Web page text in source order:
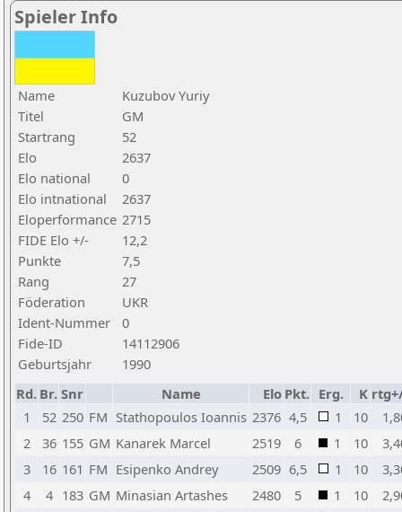
Spieler Info
Name
Kuzubov Yuriy
Titel
GM
Startrang
52
Elo
2637
Elo national
0
Elo intnational
2637
Eloperformance 2715
FIDE Elo +/-
12,2
Punkte
7,5
Rang
27
Föderation
UKR
Ident-Nummer
0
Fide-ID
14112906
Geburtsjahr
1990
Rd. Br. Snr Name Elo Pkt. Erg. K
1
52 250 FM Stathopoulos Ioannis 2376 4,5 1 10
2
36 155 GM Kanarek Marcel 2519 6 1 10
3
16 161 FM Esipenko Andrey 2509 6,5 1 10
4
4 183 GM Minasian Artashes 2480 5 1 10